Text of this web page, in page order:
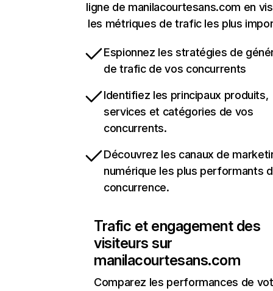
ligne de manilacourtesans.com en
les métriques de trafic les plus
Espionnez les stratégies de
de trafic de vos concurrents
Identifiez les principaux produits,
services et catégories de vos
concurrents.
Découvrez les canaux de
numérique les plus performants
concurrence.
Trafic et engagement des
visiteurs sur
manilacourtesans.com
Comparez les performances de